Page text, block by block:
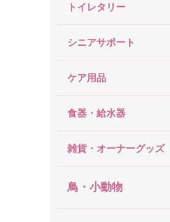
トイレタリー
シニアサポート
ケア用品
食器・給水器
雑貨・オーナーグッズ
鳥・小動物